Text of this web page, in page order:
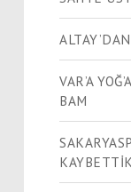
VAR’A
BAM
KAYBETTİK